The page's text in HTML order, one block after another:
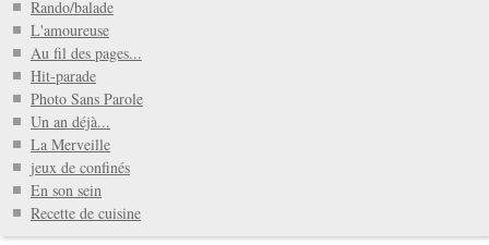
Rando/balade
L'amoureuse
Au fil des pages...
Hit-parade
Photo Sans Parole
Un an déjà...
La Merveille
jeux de confinés
En son sein
Recette de cuisine